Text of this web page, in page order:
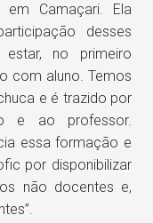
Camaçari. Ela
desses
no primeiro
com aluno. Temos
e é trazido por
e ao professor.
essa formação e
por disponibilizar
não docentes e,